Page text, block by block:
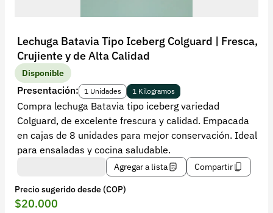
Lechuga Batavia Tipo Iceberg Colguard | Fresca,
Crujiente y de Alta Calidad
Disponible
Presentación: 1 Unidades 1 Kilogramos
Compra lechuga Batavia tipo iceberg variedad
Colguard, de excelente frescura y calidad. Empacada
en cajas de 8 unidades para mejor conservación. Ideal
para ensaladas y cocina saludable.
Agregar a lista Compartir
Precio sugerido desde (COP)
$20.000
Recuperar contraseña
Contacto
Soporte
+57 323 2931928
contacto@croper.com
© 2026 Croper.com Todos los derechos reservados
Síguenos